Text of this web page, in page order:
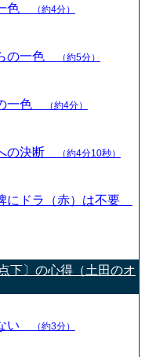
色 （約4分）
の一色 （約5分）
一色 （約4分）
の決断 （約4分10秒）
にドラ（赤）は不要
下〕の心得（土田のオ
い （約3分）